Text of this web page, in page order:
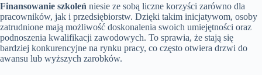
Finansowanie szkoleń niesie ze sobą liczne korzyści zarówno dla
pracowników, jak i przedsiębiorstw. Dzięki takim inicjatywom, osoby
zatrudnione mają możliwość doskonalenia swoich umiejętności oraz
podnoszenia kwalifikacji zawodowych. To sprawia, że stają się
bardziej konkurencyjne na rynku pracy, co często otwiera drzwi do
awansu lub wyższych zarobków.